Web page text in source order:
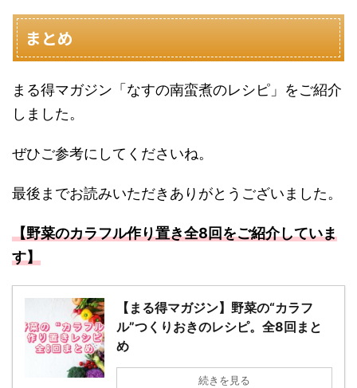
まとめ
まる得マガジン「なすの南蛮煮のレシピ」をご紹介
しました。
ぜひご参考にしてくださいね。
最後までお読みいただきありがとうございました。
【野菜のカラフル作り置き全8回をご紹介していま
す】
【まる得マガジン】野菜の“カラフ
ル”つくりおきのレシピ。全8回まと
め
続きを見る